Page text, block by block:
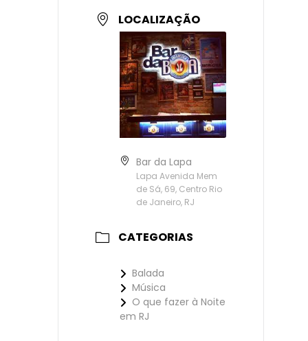
LOCALIZAÇÃO
Bar da Lapa
Lapa Avenida Mem
de Sá, 69, Centro Rio
de Janeiro, RJ
CATEGORIAS
Balada
Música
O que fazer à Noite
em RJ